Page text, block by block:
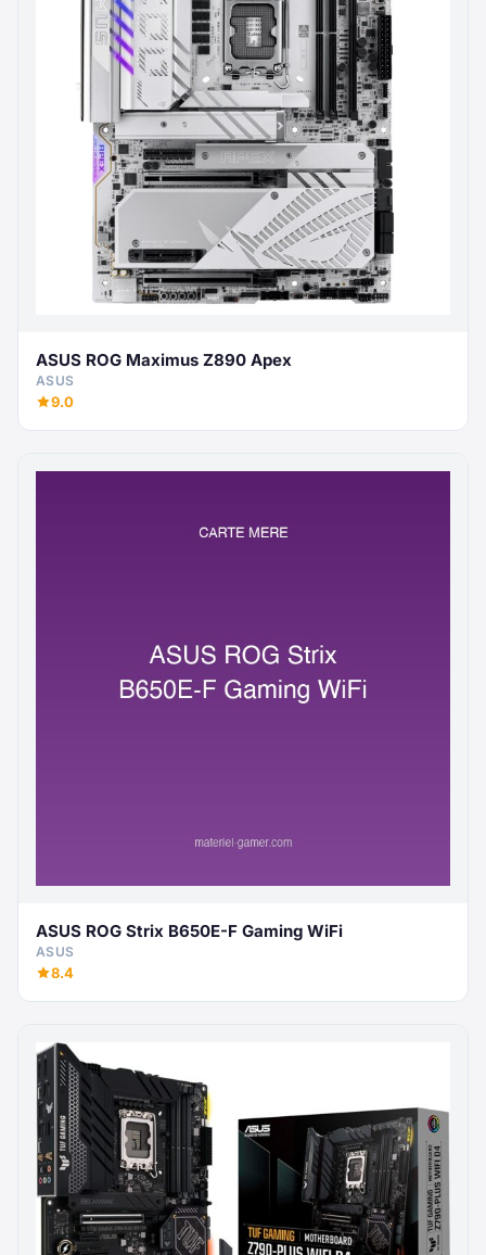
ASUS ROG Maximus Z890 Apex
ASUS
9.0
ASUS ROG Strix B650E-F Gaming WiFi
ASUS
8.4